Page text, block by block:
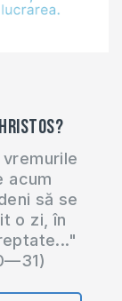
acum
să se
o zi, în